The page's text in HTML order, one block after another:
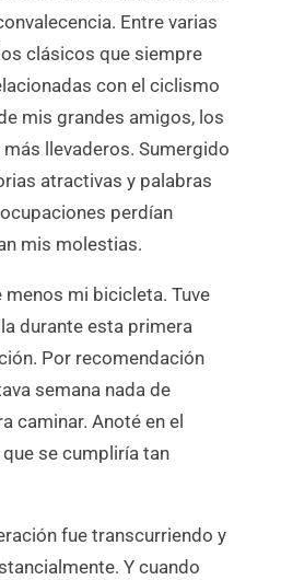
Entre varias
clásicos que siempre
con el ciclismo
mis grandes amigos, los
llevaderos. Sumergido
atractivas y palabras
perdían
mis molestias.
mi bicicleta. Tuve
durante esta primera
Por recomendación
semana nada de
caminar. Anoté en el
se cumpliría tan
fue transcurriendo y
Y cuando